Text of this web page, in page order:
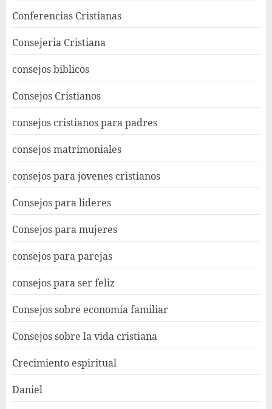
Conferencias Cristianas
Consejeria Cristiana
consejos biblicos
Consejos Cristianos
consejos cristianos para padres
consejos matrimoniales
consejos para jovenes cristianos
Consejos para lideres
Consejos para mujeres
consejos para parejas
consejos para ser feliz
Consejos sobre economía familiar
Consejos sobre la vida cristiana
Crecimiento espiritual
Daniel